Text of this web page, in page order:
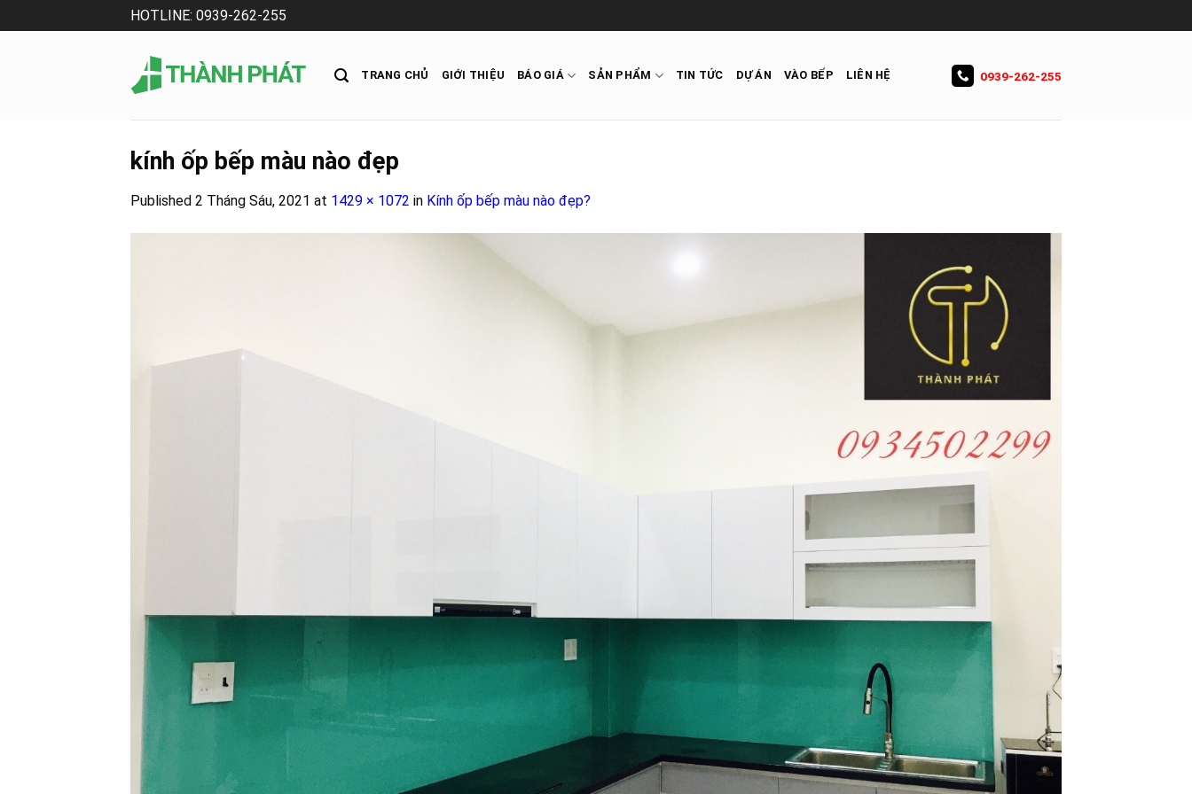
to
HOTLINE: 0939-262-255
TRANG CHỦ GIỚI THIỆU BÁO GIÁ SẢN PHẨM TIN TỨC DỰ ÁN VÀO BẾP LIÊN HỆ 0939-262-255
kính ốp bếp màu nào đẹp
Published 2 Tháng Sáu, 2021 at 1429 × 1072 in Kính ốp bếp màu nào đẹp?